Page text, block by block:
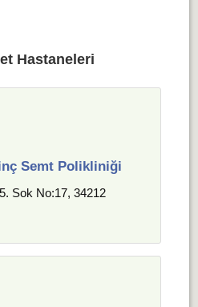
Hastaneleri
Semt Polikliniği
Sok No:17, 34212